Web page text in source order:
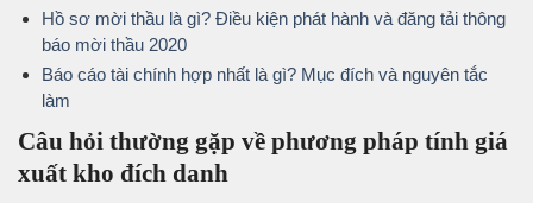
Hồ sơ mời thầu là gì? Điều kiện phát hành và đăng tải thông
báo mời thầu 2020
Báo cáo tài chính hợp nhất là gì? Mục đích và nguyên tắc
làm
Câu hỏi thường gặp về phương pháp tính giá
xuất kho đích danh